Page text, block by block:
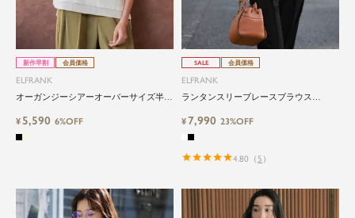
新作早割 会員価格
ELFRANK
オーガンジーシアーオーバーサイズ半袖
¥5,590 6%OFF
SALE 会員価格
ELFRANK
ランタンスリーブレースブラウス
¥7,990 23%OFF
4.80 （5 ）